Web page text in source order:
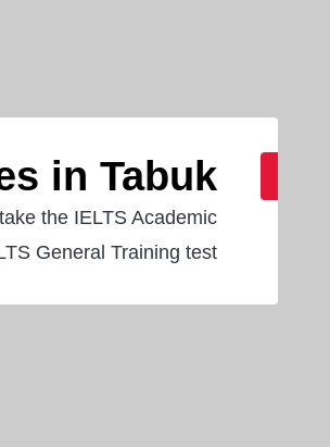
in Tabuk
the IELTS Academic
General Training test.